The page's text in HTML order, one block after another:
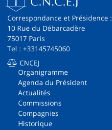
Correspondance et Présidence :
10 Rue du Débarcadère
75017 Paris
Tel : +33145745060
CNCEJ
Organigramme
Agenda du Président
Actualités
Commissions
Compagnies
Historique